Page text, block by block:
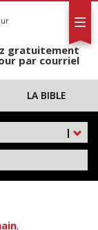
gratuitement
par courriel
LA BIBLE
|
.